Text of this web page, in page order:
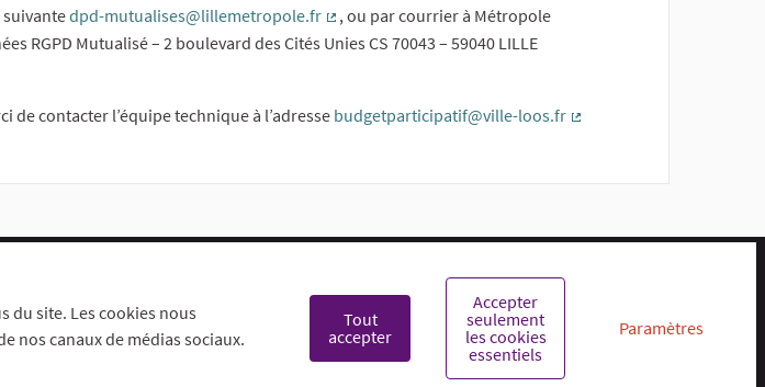
du site. Les cookies nous
nos canaux de médias sociaux.
Tout
accepter
Accepter
seulement
les cookies
essentiels
Paramètres
suivantedpd-mutualises@lillemetropole.fr
(Lien externe)
, ou par courrier à Métropole
RGPD Mutualisé – 2 boulevard des Cités Unies CS 70043 – 59040 LILLE
de contacter l’équipe technique à l’adresse budgetparticipatif@ville-loos.fr
Je participe @ Loos sur X